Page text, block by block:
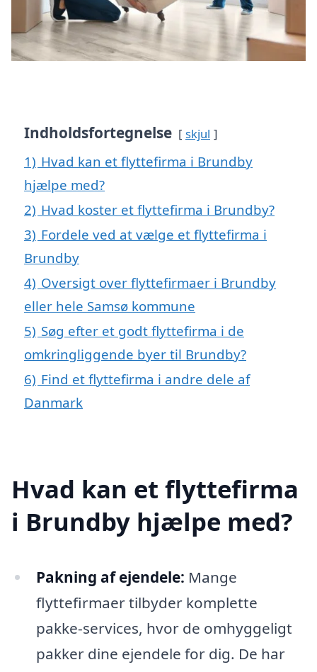
Indholdsfortegnelse skjul
1) Hvad kan et flyttefirma i Brundby
hjælpe med?
2) Hvad koster et flyttefirma i Brundby?
3) Fordele ved at vælge et flyttefirma i
Brundby
4) Oversigt over flyttefirmaer i Brundby
eller hele Samsø kommune
5) Søg efter et godt flyttefirma i de
omkringliggende byer til Brundby?
6) Find et flyttefirma i andre dele af
Danmark
Hvad kan et flyttefirma
i Brundby hjælpe med?
Pakning af ejendele: Mange
flyttefirmaer tilbyder komplette
pakke-services, hvor de omhyggeligt
pakker dine ejendele for dig. De har